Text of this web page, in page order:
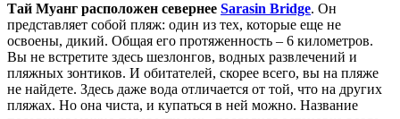
Тай Муанг расположен севернее Sarasin Bridge. Он
представляет собой пляж: один из тех, которые еще не
освоены, дикий. Общая его протяженность – 6 километров.
Вы не встретите здесь шезлонгов, водных развлечений и
пляжных зонтиков. И обитателей, скорее всего, вы на пляже
не найдете. Здесь даже вода отличается от той, что на других
пляжах. Но она чиста, и купаться в ней можно. Название